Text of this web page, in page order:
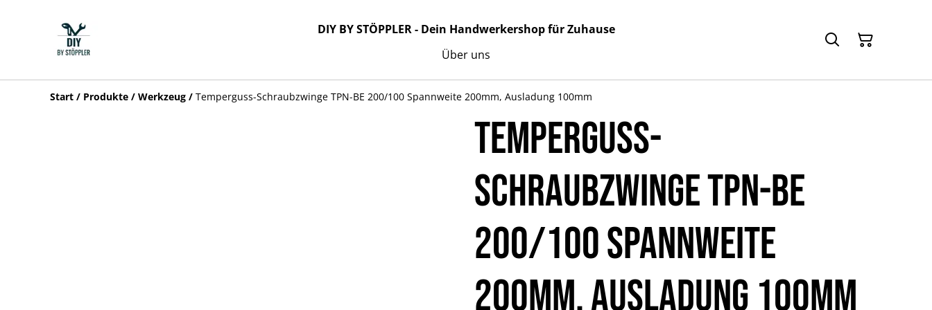
DIY BY STÖPPLER - Dein Handwerkershop für Zuhause
Über uns
Start / Produkte / Werkzeug / Temperguss-Schraubzwinge TPN-BE 200/100 Spannweite 200mm, Ausladung 100mm
Temperguss-
Schraubzwinge TPN-BE
200/100 Spannweite
200mm, Ausladung 100mm